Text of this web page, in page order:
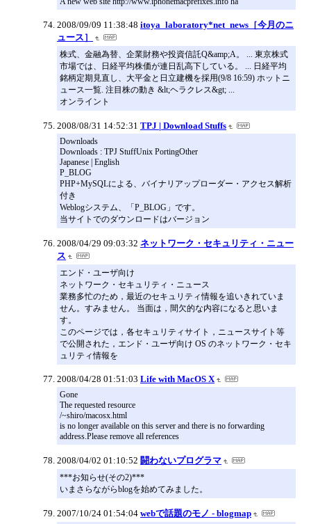
2008/09/09 11:38:48 itoya_laboratory*net_news［今月のニ
ュース］
株式、金融為替、企業財務や投資信託Q&amp;A。 ... 東京株式
市場では、日経平均株価が連日乱高下している。 ... 日経平均
銘柄定期見直し、大平金と日立建機を採用(9/8 16:59) ホットニ
ュース一覧. 注目株の動き &lt;ヘラクレス&gt; ...
オンライント
2008/08/31 14:52:31 TPJ | Download Stuffs
Downloads
Downloads : TPJ StuffUnix PortingOther
Japanese | English
P_BLOG
PHP+MySQLによる、バイナリアップローダー・アクセス解析
付き
Weblogシステム、「P_BLOG」です。
当サイトでのダウンロードはバージョン
2008/04/29 09:03:32 ネットワーク・セキュリティ・ニュー
ス
エンド・ユーザ向け
ネットワーク・セキュリティ・ニュース
業務多忙のため，最近のセキュリティ情報を追いきれていま
せん。すみません。 当面は，間欠的な内容になると思いま
す。
このページでは，各セキュリティサイト，ニュースサイト等
で公開された，エンド・ユーザ向け OS のネットワーク・セキ
ュリティ情報を
2008/04/28 01:51:03 Life with MacOS X
Gone
The requested resource
/~shiro/macosx.html
is no longer available on this server and there is no forwarding
address.Please remove all references
2008/04/02 01:10:52 闘わないプログラマ
***お知らせ(その2)***
いまさらながらblogを始めてみました。
2007/10/24 01:54:04 webで話題のモノ - blogmap